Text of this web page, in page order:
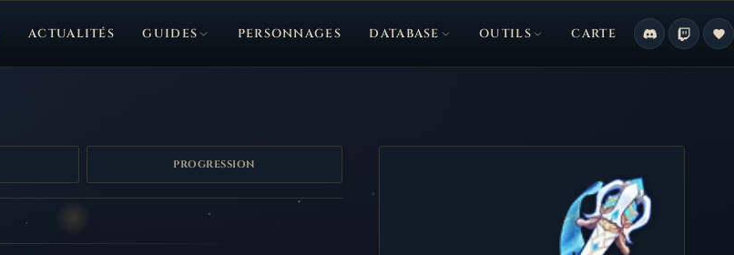
ACTUALITÉS GUIDES PERSONNAGES DATABASE OUTILS CARTE
PROGRESSION